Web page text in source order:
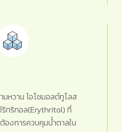
มหวาน ไอโซมอลต์ทูโลส
ทริทอล(Erythritol) ที่
งการควบคุมน้ำตาลใน